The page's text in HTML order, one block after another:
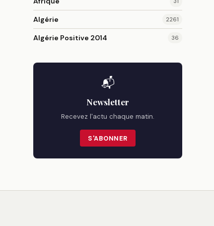
Algérie 2261
Algérie Positive 2014 36
📬
Newsletter
Recevez l'actu chaque matin.
S'ABONNER